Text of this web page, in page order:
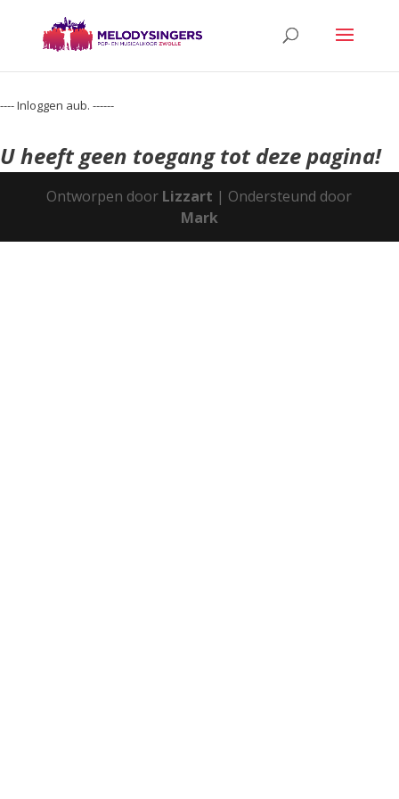
---- Inloggen aub. ------
U heeft geen toegang tot deze pagina!
Ontworpen door Lizzart | Ondersteund door
Mark